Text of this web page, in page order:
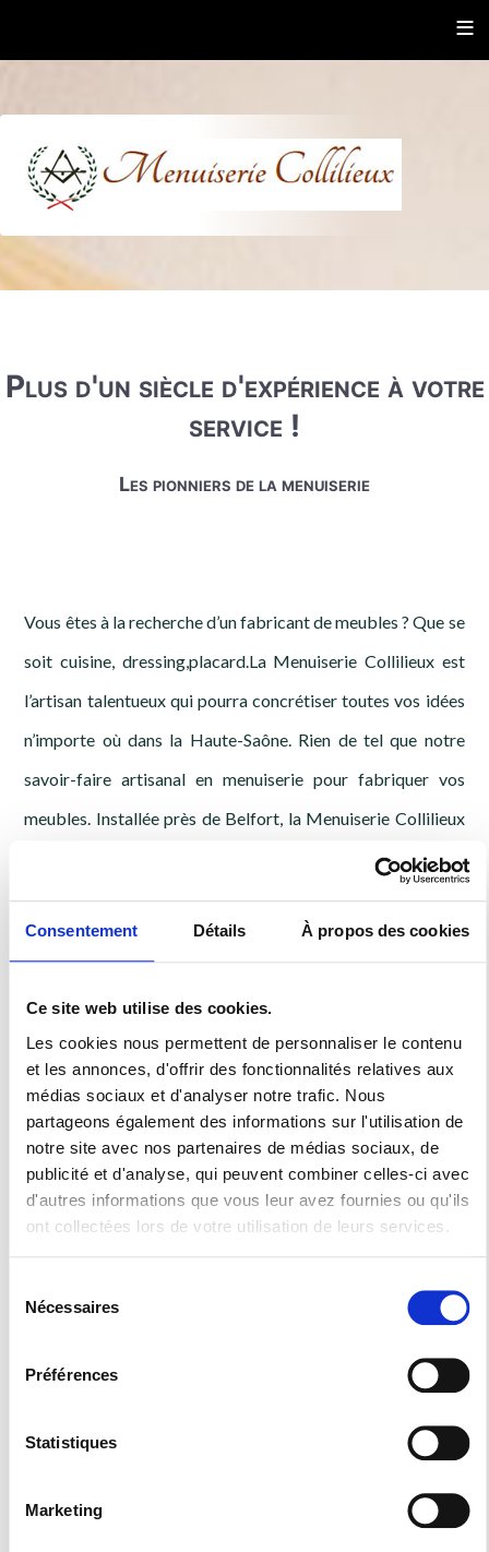
Consentement Détails À propos des cookies
Ce site web utilise des cookies.
Les cookies nous permettent de personnaliser le contenu
et les annonces, d'offrir des fonctionnalités relatives aux
médias sociaux et d'analyser notre trafic. Nous
partageons également des informations sur l'utilisation de
notre site avec nos partenaires de médias sociaux, de
publicité et d'analyse, qui peuvent combiner celles-ci avec
d'autres informations que vous leur avez fournies ou qu'ils
ont collectées lors de votre utilisation de leurs services.
Nécessaires
Préférences
Statistiques
Marketing
≡
Plus d'un siècle d'expérience à votre
service !
Les pionniers de la menuiserie
Vous êtes à la recherche d’un fabricant de meubles ? Que se
soit cuisine, dressing,placard.La Menuiserie Collilieux est
l’artisan talentueux qui pourra concrétiser toutes vos idées
n’importe où dans la Haute-Saône. Rien de tel que notre
savoir-faire artisanal en menuiserie pour fabriquer vos
meubles. Installée près de Belfort, la Menuiserie Collilieux
met à votre disposition une équipe performante et
expérimentée.
Un fabricant de
meubles
Installez confort, esthétique et praticité dans votre cuisine
avec la Menuiserie Collilieux. Notre grande maitrise de la
menuiserie sera votre principal atout pour obtenir les
dans le département du 70,25 et 90.
expertise pour vous conseiller sur les accessoires
La garantie d’une